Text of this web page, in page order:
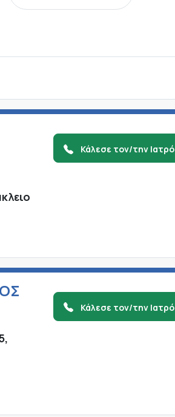
Κάλεσε τον/την Ιατρό
Κάλεσε τον/την Ιατρό